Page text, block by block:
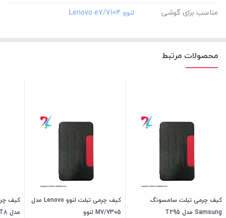
مناسب برای گوشی
محصولات مرتبط
کیف چرمی تبلت سامسونگ
Samsung مدل T295
کیف چرمی تبلت لنوو Lenovo مدل
M7/7305 لنوو
مدل MATEPAD T8 هواوی